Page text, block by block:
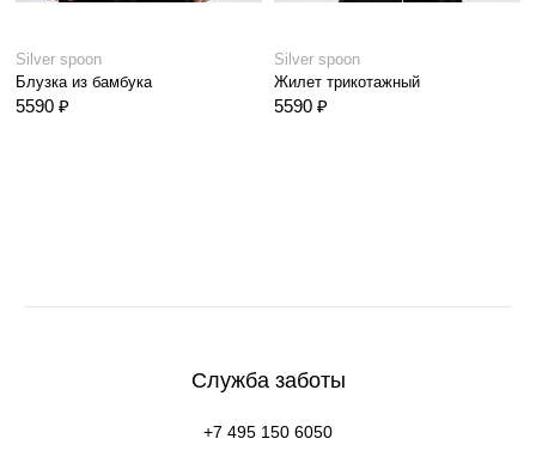
Silver spoon
Блузка из бамбука
5590 ₽
Silver spoon
Жилет трикотажный
5590 ₽
Служба заботы
+7 495 150 6050